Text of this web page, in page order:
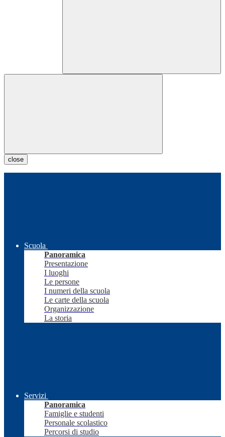
close
Scuola
Panoramica
Presentazione
I luoghi
Le persone
I numeri della scuola
Le carte della scuola
Organizzazione
La storia
Servizi
Panoramica
Famiglie e studenti
Personale scolastico
Percorsi di studio